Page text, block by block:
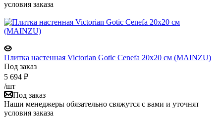
условия заказа
Плитка настенная Victorian Gotic Cenefa 20x20 см (MAINZU)
Под заказ
5 694 ₽
/шт
Под заказ
Наши менеджеры обязательно свяжутся с вами и уточнят
условия заказа